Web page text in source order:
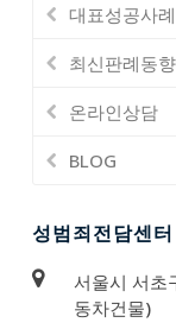
대표성공사례
최신판례동향
온라인상담
BLOG
성범죄전담센
서울시 서초
동차건물)